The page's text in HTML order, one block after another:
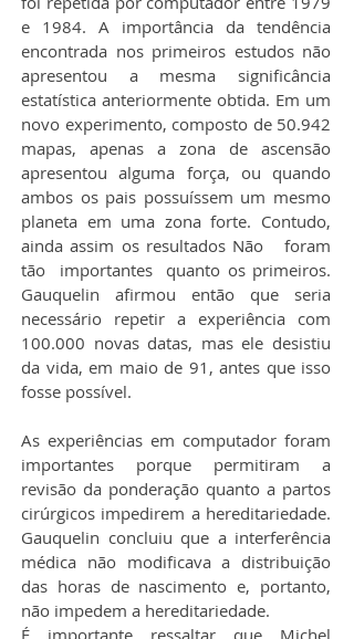
e 1984. A importância da tendência
encontrada nos primeiros estudos não
apresentou a mesma significância
estatística anteriormente obtida. Em um
novo experimento, composto de 50.942
mapas, apenas a zona de ascensão
apresentou alguma força, ou quando
ambos os pais possuíssem um mesmo
planeta em uma zona forte. Contudo,
ainda assim os resultados Não   foram
tão  importantes  quanto os primeiros.
Gauquelin afirmou então que seria
necessário repetir a experiência com
100.000 novas datas, mas ele desistiu
da vida, em maio de 91, antes que isso
fosse possível.
As experiências em computador foram
importantes porque permitiram a
revisão da ponderação quanto a partos
cirúrgicos impedirem a hereditariedade.
Gauquelin concluiu que a interferência
médica não modificava a distribuição
das horas de nascimento e, portanto,
não impedem a hereditariedade.